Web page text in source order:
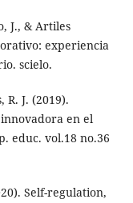
J., & Artiles
experiencia
scielo.
R. J. (2019).
en el
educ. vol.18 no.36
Self-regulation,